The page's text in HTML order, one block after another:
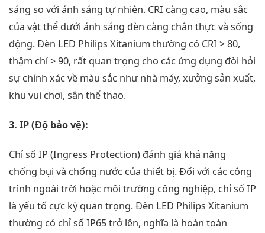
sáng so với ánh sáng tự nhiên. CRI càng cao, màu sắc
của vật thể dưới ánh sáng đèn càng chân thực và sống
động. Đèn LED Philips Xitanium thường có CRI > 80,
thậm chí > 90, rất quan trọng cho các ứng dụng đòi hỏi
sự chính xác về màu sắc như nhà máy, xưởng sản xuất,
khu vui chơi, sân thể thao.
3. IP (Độ bảo vệ):
Chỉ số IP (Ingress Protection) đánh giá khả năng
chống bụi và chống nước của thiết bị. Đối với các công
trình ngoài trời hoặc môi trường công nghiệp, chỉ số IP
là yếu tố cực kỳ quan trọng. Đèn LED Philips Xitanium
thường có chỉ số IP65 trở lên, nghĩa là hoàn toàn